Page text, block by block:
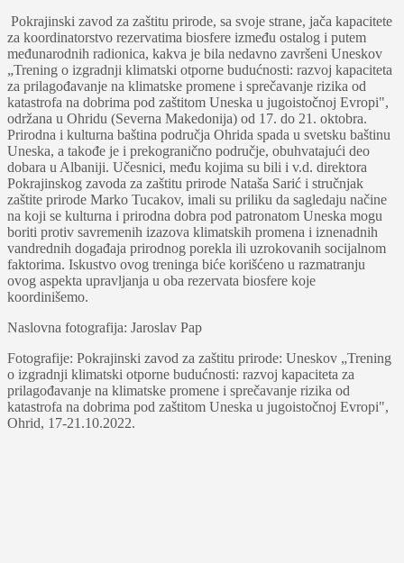
Pokrajinski zavod za zaštitu prirode, sa svoje strane, jača kapacitete
za koordinatorstvo rezervatima biosfere između ostalog i putem
međunarodnih radionica, kakva je bila nedavno završeni Uneskov
„Trening o izgradnji klimatski otporne budućnosti: razvoj kapaciteta
za prilagođavanje na klimatske promene i sprečavanje rizika od
katastrofa na dobrima pod zaštitom Uneska u jugoistočnoj Evropi",
održana u Ohridu (Severna Makedonija) od 17. do 21. oktobra.
Prirodna i kulturna baština područja Ohrida spada u svetsku baštinu
Uneska, a takođe je i prekogranično područje, obuhvatajući deo
dobara u Albaniji. Učesnici, među kojima su bili i v.d. direktora
Pokrajinskog zavoda za zaštitu prirode Nataša Sarić i stručnjak
zaštite prirode Marko Tucakov, imali su priliku da sagledaju načine
na koji se kulturna i prirodna dobra pod patronatom Uneska mogu
boriti protiv savremenih izazova klimatskih promena i iznenadnih
vandrednih događaja prirodnog porekla ili uzrokovanih socijalnom
faktorima. Iskustvo ovog treninga biće korišćeno u razmatranju
ovog aspekta upravlјanja u oba rezervata biosfere koje
koordinišemo.
Naslovna fotografija: Jaroslav Pap
Fotografije: Pokrajinski zavod za zaštitu prirode: Uneskov „Trening
o izgradnji klimatski otporne budućnosti: razvoj kapaciteta za
prilagođavanje na klimatske promene i sprečavanje rizika od
katastrofa na dobrima pod zaštitom Uneska u jugoistočnoj Evropi",
Ohrid, 17-21.10.2022.